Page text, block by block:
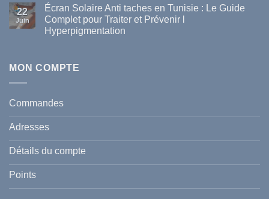
disponibles
en
Tunisie
sur
La
vague
de
comment
et
celle
de
votre
famille
durant
l’été
2026
?
22
Juin
Écran Solaire Anti taches en Tunisie : Le Guide
Complet pour Traiter et Prévenir l
Hyperpigmentation
Écran
Solaire
Tunisie
Guide
pour
Traiter
Prévenir
MON COMPTE
Commandes
Adresses
Détails du compte
Points